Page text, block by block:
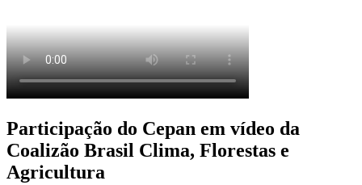
Participação do Cepan em vídeo da
Coalizão Brasil Clima, Florestas e
Agricultura